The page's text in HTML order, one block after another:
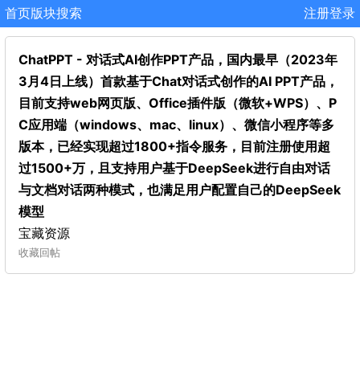
首页版块搜索 注册登录
ChatPPT - 对话式AI创作PPT产品，国内最早（2023年
3月4日上线）首款基于Chat对话式创作的AI PPT产品，
目前支持web网页版、Office插件版（微软+WPS）、P
C应用端（windows、mac、linux）、微信小程序等多
版本，已经实现超过1800+指令服务，目前注册使用超
过1500+万，且支持用户基于DeepSeek进行自由对话
与文档对话两种模式，也满足用户配置自己的DeepSeek
模型
宝藏资源
收藏回帖